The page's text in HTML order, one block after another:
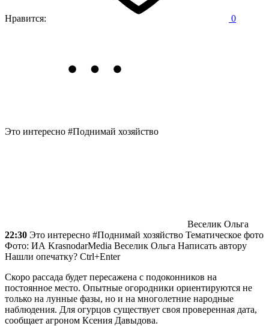
Нравится: 0
Это интересно #Поднимай хозяйство
Веселик Ольга
22:30 Это интересно #Поднимай хозяйство Тематическое фото
Фото: ИА KrasnodarMedia Веселик Ольга Написать автору
Нашли опечатку? Ctrl+Enter
Скоро рассада будет пересажена с подоконников на
постоянное место. Опытные огородники ориентируются не
только на лунные фазы, но и на многолетние народные
наблюдения. Для огурцов существует своя проверенная дата,
сообщает агроном Ксения Давыдова.